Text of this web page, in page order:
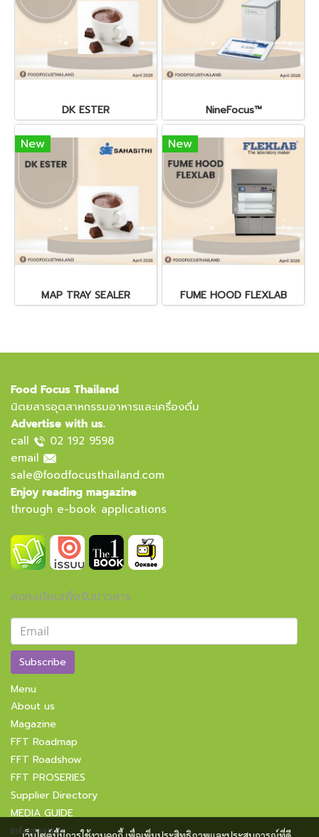
DK ESTER NineFocus™
New
MAP TRAY SEALER
New
FUME HOOD FLEXLAB
Food Focus Thailand
นิตยสารอุตสาหกรรมอาหารและเครื่องดื่ม
Advertise with us.
call
02 192 9598
email
sale@foodfocusthailand.com
Enjoy reading magazine
through e-book applications
ลงทะเบียนเพื่อรับข่าวสาร
Subscribe
Menu
About us
Magazine
FFT Roadmap
FFT Roadshow
FFT PROSERIES
Supplier Directory
MEDIA GUIDE
Information